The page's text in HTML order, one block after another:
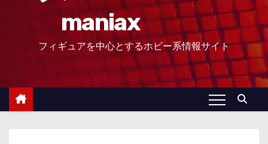
maniax
フィギュアを中心とするホビー系情報サイト